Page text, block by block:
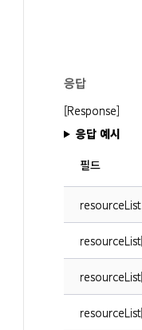
응답
[Response]
응답 예시
필드
resourceList